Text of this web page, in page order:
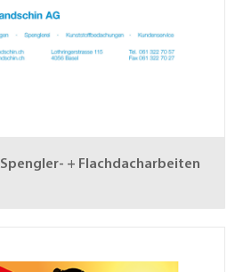
Spengler- + Flachdacharbeiten